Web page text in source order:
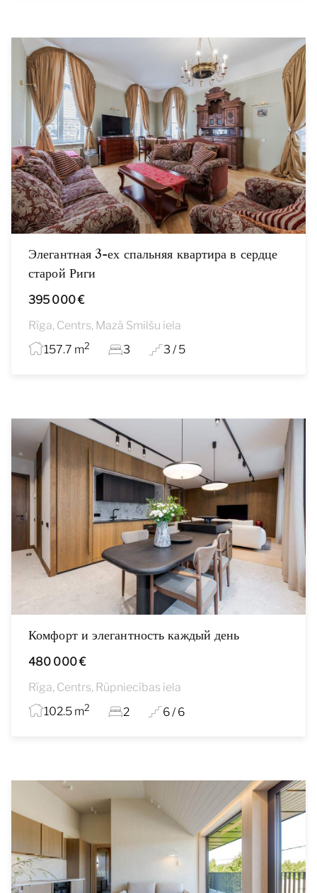
Элегантная 3-ех спальняя квартира в сердце
старой Риги
395 000 €
Rīga, Centrs, Mazā Smilšu iela
157.7 m2 3 3 / 5
Комфорт и элегантность каждый день
480 000 €
Rīga, Centrs, Rūpniecības iela
102.5 m2 2 6 / 6